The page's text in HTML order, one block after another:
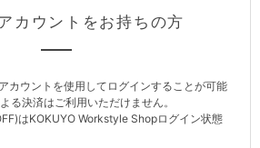
カウントをお持ちの方